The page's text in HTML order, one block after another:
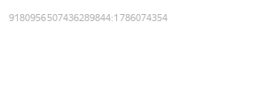
9180956507436289844:1786074354